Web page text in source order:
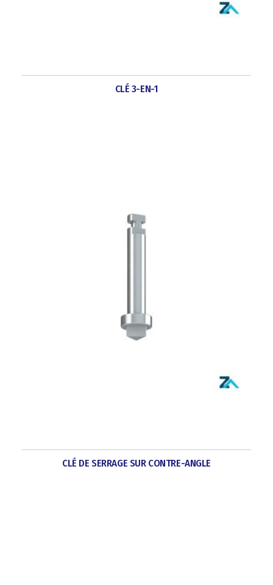
CLÉ 3-EN-1
CLÉ DE SERRAGE SUR CONTRE-ANGLE